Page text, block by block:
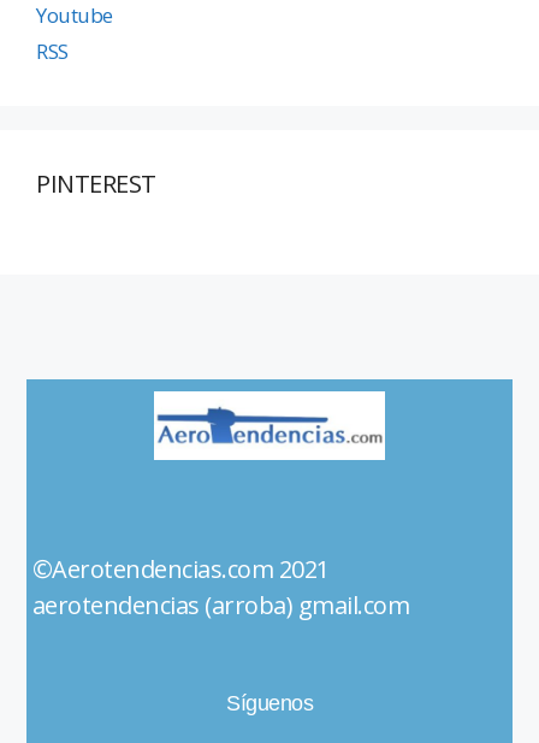
Youtube
RSS
PINTEREST
©Aerotendencias.com 2021
aerotendencias (arroba) gmail.com
Síguenos